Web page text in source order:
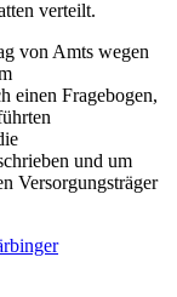
verteilt.
von Amts wegen
einen Fragebogen,
und um
Versorgungsträger